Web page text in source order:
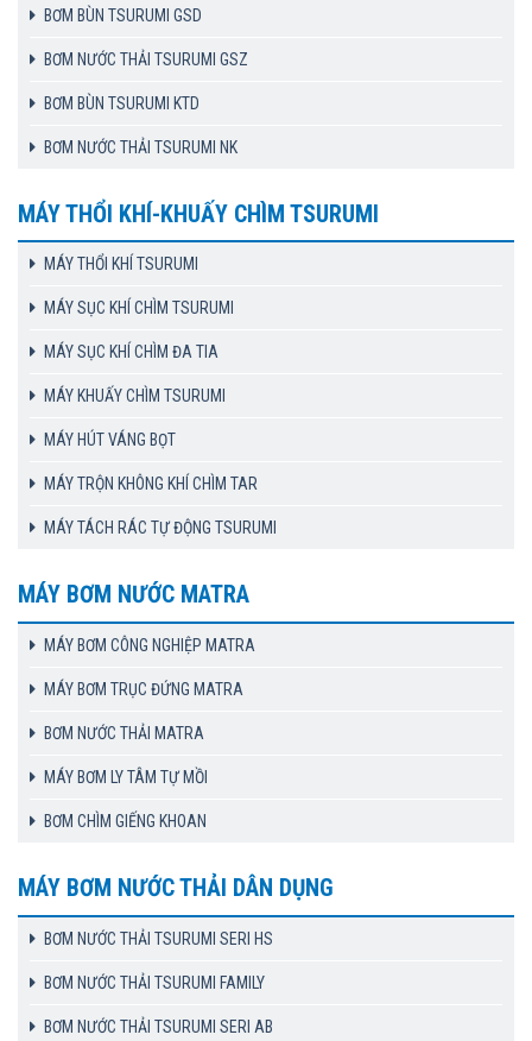
BƠM BÙN TSURUMI GSD
BƠM NƯỚC THẢI TSURUMI GSZ
BƠM BÙN TSURUMI KTD
BƠM NƯỚC THẢI TSURUMI NK
MÁY THỔI KHÍ-KHUẤY CHÌM TSURUMI
MÁY THỔI KHÍ TSURUMI
MÁY SỤC KHÍ CHÌM TSURUMI
MÁY SỤC KHÍ CHÌM ĐA TIA
MÁY KHUẤY CHÌM TSURUMI
MÁY HÚT VÁNG BỌT
MÁY TRỘN KHÔNG KHÍ CHÌM TAR
MÁY TÁCH RÁC TỰ ĐỘNG TSURUMI
MÁY BƠM NƯỚC MATRA
MÁY BƠM CÔNG NGHIỆP MATRA
MÁY BƠM TRỤC ĐỨNG MATRA
BƠM NƯỚC THẢI MATRA
MÁY BƠM LY TÂM TỰ MỒI
BƠM CHÌM GIẾNG KHOAN
MÁY BƠM NƯỚC THẢI DÂN DỤNG
BƠM NƯỚC THẢI TSURUMI SERI HS
BƠM NƯỚC THẢI TSURUMI FAMILY
BƠM NƯỚC THẢI TSURUMI SERI AB